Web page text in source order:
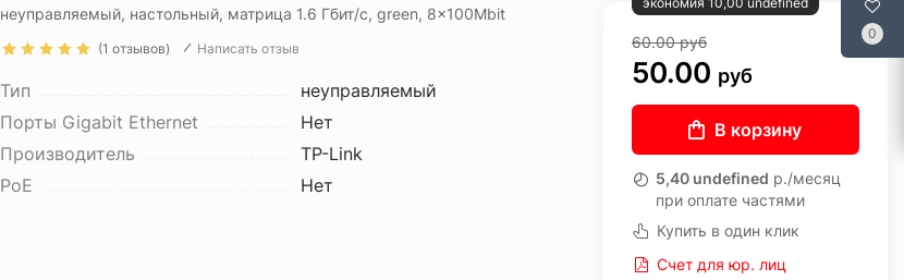
0
неуправляемый, настольный, матрица 1.6 Гбит/с, green, 8x100Mbit
(1 отзывов) Написать отзыв
Тип
неуправляемый
Порты Gigabit Ethernet
Нет
Производитель
TP-Link
PoE
Нет
60.00руб
50.00 руб
В корзину
5,40 undefined р./месяц
при оплате частями
Купить в один клик
Счет для юр. лиц